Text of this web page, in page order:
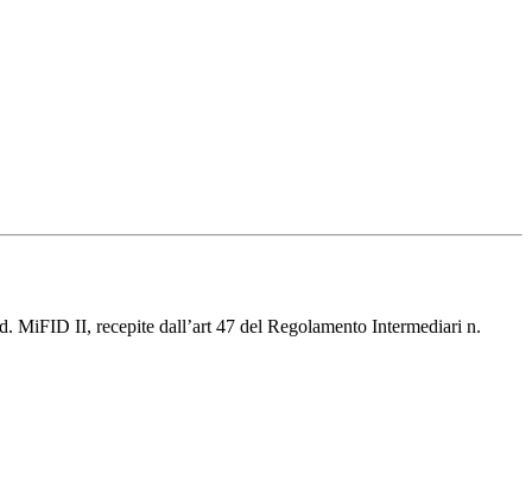
MiFID II, recepite dall’art 47 del Regolamento Intermediari n.